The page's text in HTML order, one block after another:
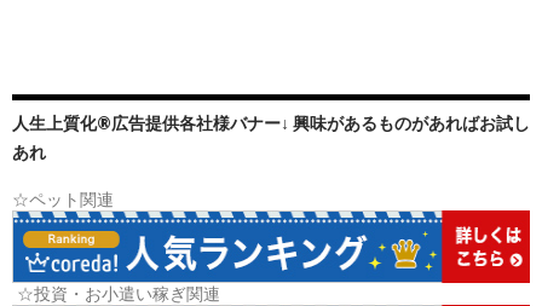
人生上質化®広告提供各社様バナー↓ 興味があるものがあればお試し
あれ
☆ペット関連
☆投資・お小遣い稼ぎ関連